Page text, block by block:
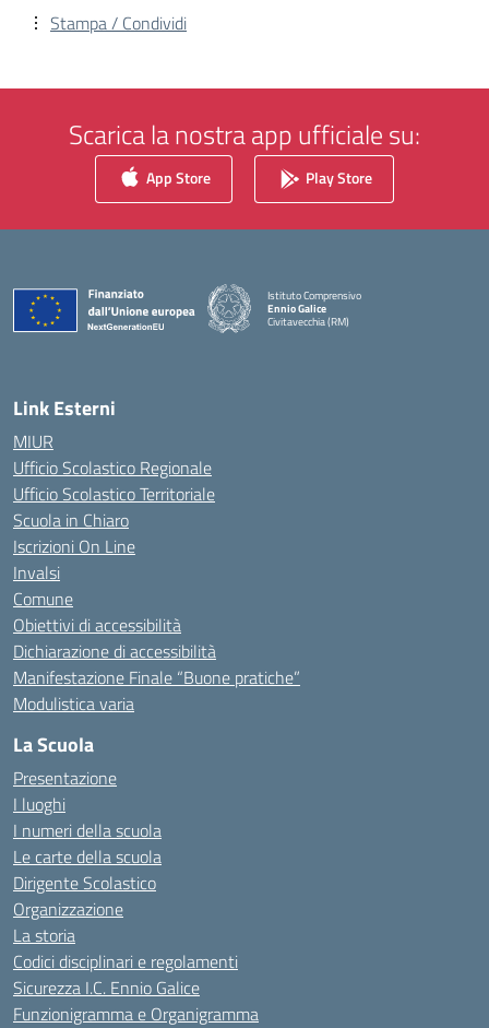
Stampa / Condividi
Scarica la nostra app ufficiale su:
App Store Play Store
Istituto Comprensivo
Ennio Galice
Civitavecchia (RM)
Link Esterni
MIUR
Ufficio Scolastico Regionale
Ufficio Scolastico Territoriale
Scuola in Chiaro
Iscrizioni On Line
Invalsi
Comune
Obiettivi di accessibilità
Dichiarazione di accessibilità
Manifestazione Finale “Buone pratiche”
Modulistica varia
La Scuola
Presentazione
I luoghi
I numeri della scuola
Le carte della scuola
Dirigente Scolastico
Organizzazione
La storia
Codici disciplinari e regolamenti
Sicurezza I.C. Ennio Galice
Funzionigramma e Organigramma